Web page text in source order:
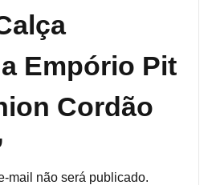
Empório Pit
Cordão
mail não será publicado.